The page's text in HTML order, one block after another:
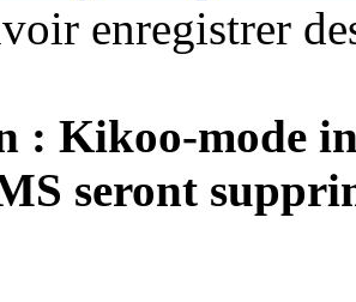
enregistrer
: Kikoo-mode
seront